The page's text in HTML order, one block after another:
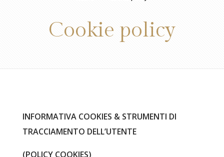
Cookie policy
INFORMATIVA COOKIES & STRUMENTI DI
TRACCIAMENTO DELL’UTENTE
(POLICY COOKIES)